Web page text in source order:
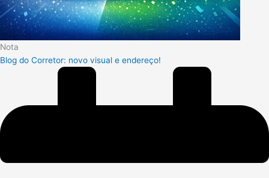
Nota
Blog do Corretor: novo visual e endereço!